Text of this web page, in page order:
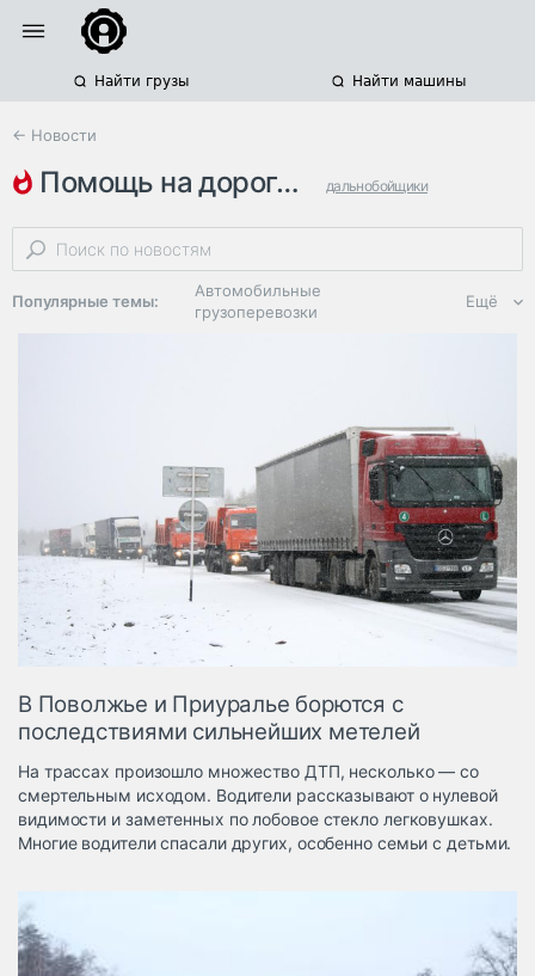
Найти грузы Найти машины
← Новости
помощь на дорогах дальнобойщики
свердловская область дтп
Популярные темы:
Автомобильные
грузоперевозки
Дороги,
инфраструктура
Логистика, грузы
Негабаритные и
опасные грузы
Безопасность и
страхование
Таможня и ВЭД
грузовые
терминалы
Коммерческий
транспорт
Ещё
В Поволжье и Приуралье борются с
последствиями сильнейших метелей
На трассах произошло множество ДТП, несколько — со
смертельным исходом. Водители рассказывают о нулевой
видимости и заметенных по лобовое стекло легковушках.
Многие водители спасали других, особенно семьи с детьми.